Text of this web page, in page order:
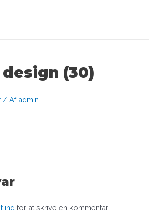
(30)
/ Af admin
ind for at skrive en kommentar.